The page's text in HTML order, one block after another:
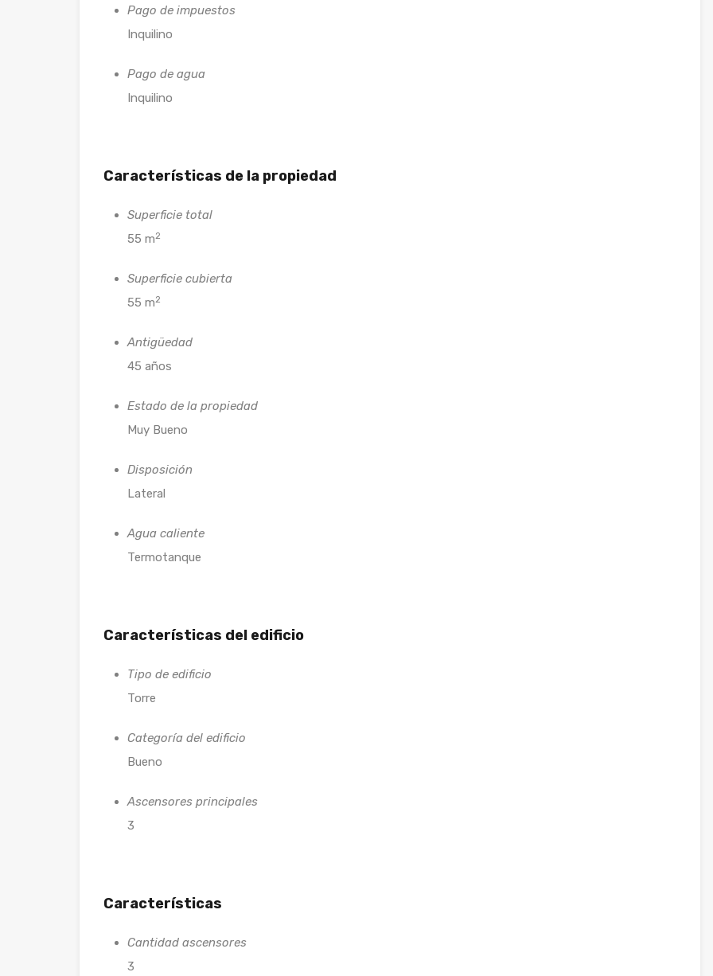
Pago de impuestos
Inquilino
Pago de agua
Inquilino
Características de la propiedad
Superficie total
55 m2
Superficie cubierta
55 m2
Antigüedad
45 años
Estado de la propiedad
Muy Bueno
Disposición
Lateral
Agua caliente
Termotanque
Características del edificio
Tipo de edificio
Torre
Categoría del edificio
Bueno
Ascensores principales
3
Características
Cantidad ascensores
3